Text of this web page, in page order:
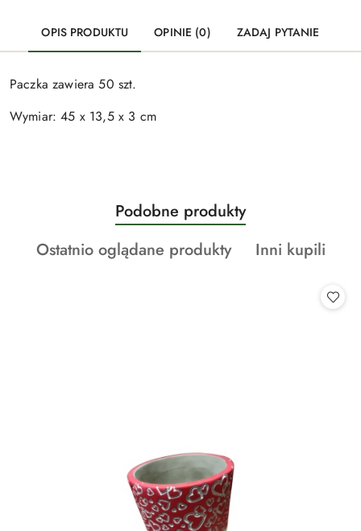
OPIS PRODUKTU OPINIE (0) ZADAJ PYTANIE
Paczka zawiera 50 szt.
Wymiar: 45 x 13,5 x 3 cm
Pomiń karuzelę produktów
Produkty
o
statusie:
Podobne produkty
Produkty
Ostatnio oglądane produkty
Produkty
Inni kupili